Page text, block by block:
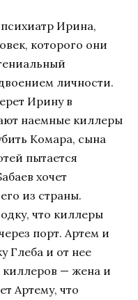
Ирина,
которого они
личности.
Ирину в
наемные киллеры
Комара, сына
пытается
хочет
из страны.
что киллеры
порт. Артем и
Глеба и от нее
киллеров — жена и
Артему, что